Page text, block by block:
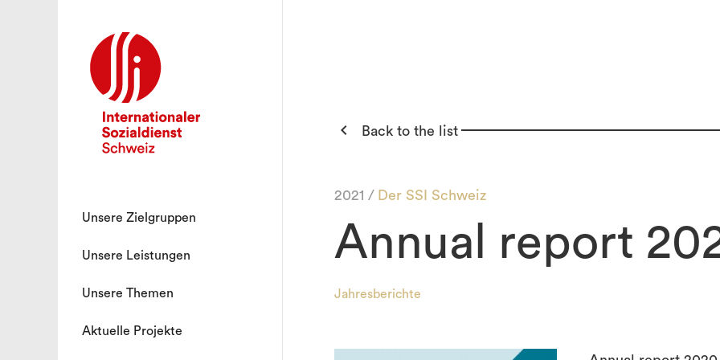
Unsere Zielgruppen
Unsere Leistungen
Unsere Themen
Aktuelle Projekte
 Back to the list
2021 / Der SSI Schweiz
Annual report
Jahresberichte